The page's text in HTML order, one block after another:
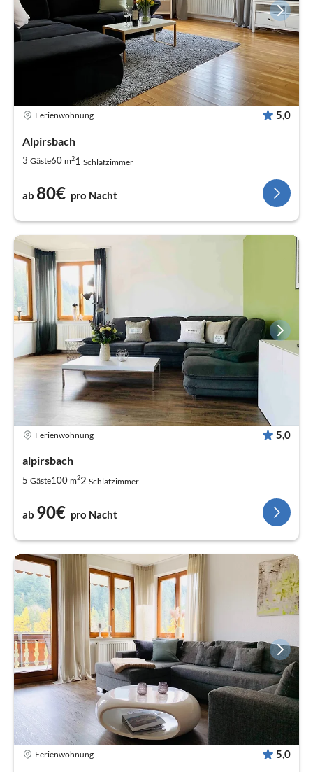
Ferienwohnung 5,0
Alpirsbach
3 Gäste60 m21 Schlafzimmer
ab 80€ pro Nacht
Ferienwohnung 5,0
alpirsbach
5 Gäste100 m22 Schlafzimmer
ab 90€ pro Nacht
Ferienwohnung 5,0